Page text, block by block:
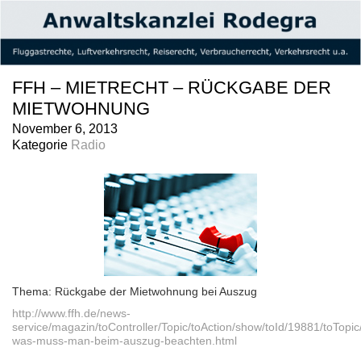
FFH – MIETRECHT – RÜCKGABE DER
MIETWOHNUNG
November 6, 2013
Kategorie Radio
Thema: Rückgabe der Mietwohnung bei Auszug
http://www.ffh.de/news-
service/magazin/toController/Topic/toAction/show/toId/19881/
was-muss-man-beim-auszug-beachten.html